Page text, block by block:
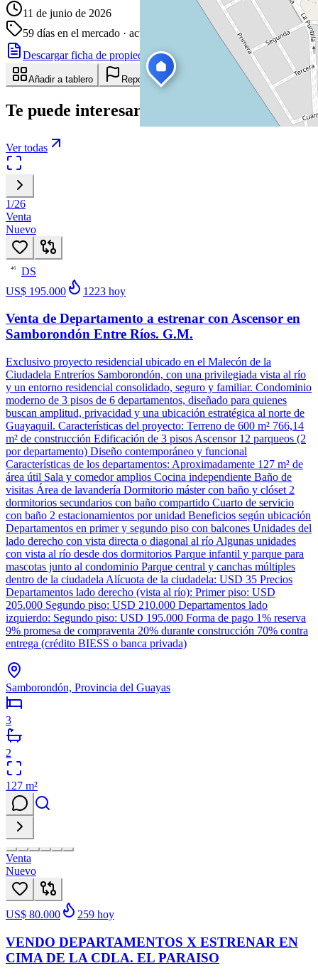
11 de junio de 2026
59 días en el mercado · actualizado hace 0 días
Descargar ficha de propiedad
Añadir a tablero Reportar anuncio
Te puede interesar
Ver todas
1/26
Venta
Nuevo
46
DS
US$ 195.000
1223 hoy
Venta de Departamento a estrenar con Ascensor en
Samborondón Entre Ríos. G.M.
Exclusivo proyecto residencial ubicado en el Malecón de la
Ciudadela Entreríos Samborondón, con una privilegiada vista al río
y un entorno residencial consolidado, seguro y familiar. Condominio
moderno de 3 pisos de 6 departamentos, diseñado para quienes
buscan amplitud, privacidad y una ubicación estratégica al norte de
Guayaquil. Características del proyecto: Terreno de 600 m² 766,14
m² de construcción Edificación de 3 pisos Ascensor 12 parqueos (2
por departamento) Diseño contemporáneo y funcional
Características de los departamentos: Aproximadamente 127 m² de
área útil Sala y comedor amplios Cocina independiente Baño de
visitas Área de lavandería Dormitorio máster con baño y clóset 2
dormitorios secundarios con baño compartido Cuarto de servicio
con baño 2 estacionamientos por unidad Beneficios según ubicación
Departamentos en primer y segundo piso con balcones Unidades del
lado derecho con vista directa o diagonal al río Algunas unidades
con vista al río desde dos dormitorios Parque infantil y parque para
mascotas junto al condominio Parque central y canchas múltiples
dentro de la ciudadela Alícuota de la ciudadela: USD 35 Precios
Departamentos lado derecho (vista al río): Primer piso: USD
205.000 Segundo piso: USD 210.000 Departamentos lado
izquierdo: Segundo piso: USD 195.000 Forma de pago 1% reserva
9% promesa de compraventa 20% durante construcción 70% contra
entrega (crédito BIESS o banca privada)
Samborondón, Provincia del Guayas
3
2
127 m²
Venta
Nuevo
US$ 80.000 259 hoy
VENDO DEPARTAMENTOS X ESTRENAR EN
CIMA DE LA CDLA. EL PARAISO